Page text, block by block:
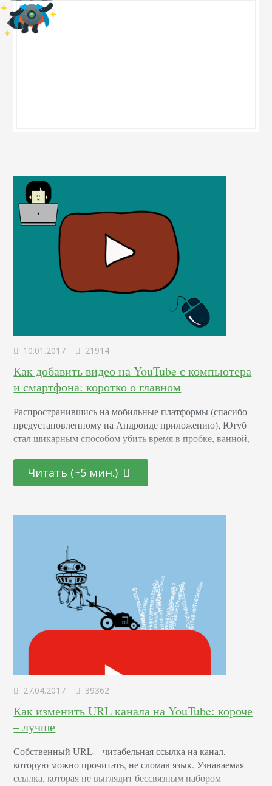
10.01.2017 21914
Как добавить видео на YouTube с компьютера
и смартфона: коротко о главном
Распространившись на мобильные платформы (спасибо
предустановленному на Андроиде приложению), Ютуб
стал шикарным способом убить время в пробке, ванной,
потреблять контент – нужно его ковать. Для ковки сейчас
используют как компьютер, так и мобильное
возможностей Сделаем допущение, что ролик…
Читать (~5 мин.)
27.04.2017 39362
Как изменить URL канала на YouTube: короче
– лучше
Собственный URL – читабельная ссылка на канал,
которую можно прочитать, не сломав язык. Узнаваемая
ссылка, которая не выглядит бессвязным набором